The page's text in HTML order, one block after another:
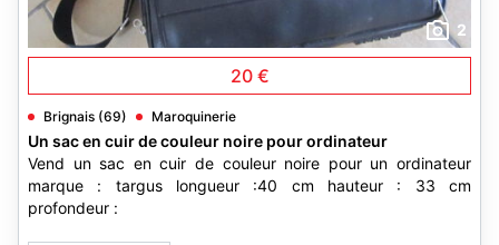
2
20 €
Brignais (69) Maroquinerie
Un sac en cuir de couleur noire pour ordinateur
Vend un sac en cuir de couleur noire pour un ordinateur
marque : targus longueur :40 cm hauteur : 33 cm
profondeur :